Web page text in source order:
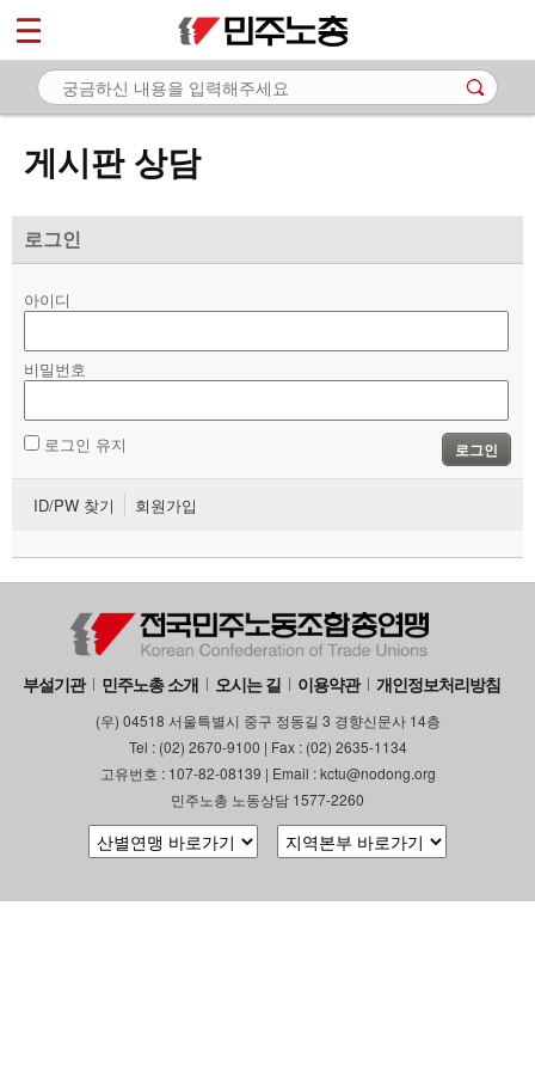
게시판 상담
로그인
아이디
비밀번호
로그인 유지 로그인
ID/PW 찾기 회원가입
부설기관 민주노총 소개 오시는 길 이용약관 개인정보처리방침
(우) 04518 서울특별시 중구 정동길 3 경향신문사 14층
Tel : (02) 2670-9100 | Fax : (02) 2635-1134
고유번호 : 107-82-08139 | Email : kctu@nodong.org
민주노총 노동상담 1577-2260
마이페이지
소개
노동상담
- 게시판 상담
- 바로보기
- 찾아보기
- 전국 노동상담소 안내
자료
부설기관